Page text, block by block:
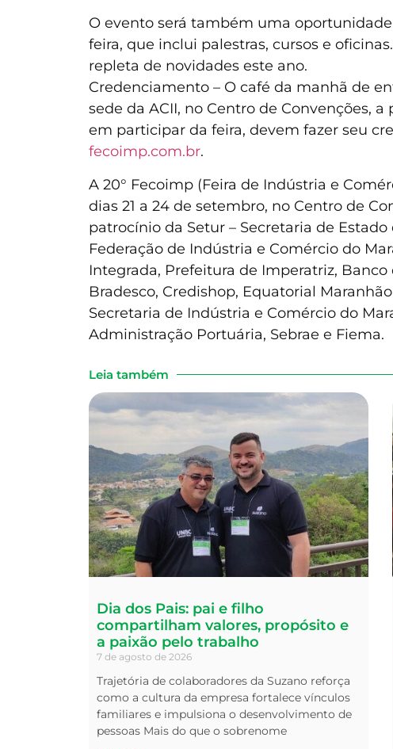
O evento será também uma
feira, que inclui palestras, cursos e
repleta de novidades este ano.
Credenciamento – O café da manhã de
sede da ACII, no Centro de Convenções,
em participar da feira, devem fazer seu
fecoimp.com.br.
A 20° Fecoimp (Feira de Indústria e
dias 21 a 24 de setembro, no Centro de
patrocínio da Setur – Secretaria de
Federação de Indústria e Comércio do
Integrada, Prefeitura de Imperatriz,
Bradesco, Credishop, Equatorial
Secretaria de Indústria e Comércio do
Administração Portuária, Sebrae e Fiema.
Leia também
Dia dos Pais: pai e filho
compartilham valores, propósito e
a paixão pelo trabalho
7 de agosto de 2026
Trajetória de colaboradores da Suzano reforça
como a cultura da empresa fortalece vínculos
familiares e impulsiona o desenvolvimento de
pessoas Mais do que o sobrenome